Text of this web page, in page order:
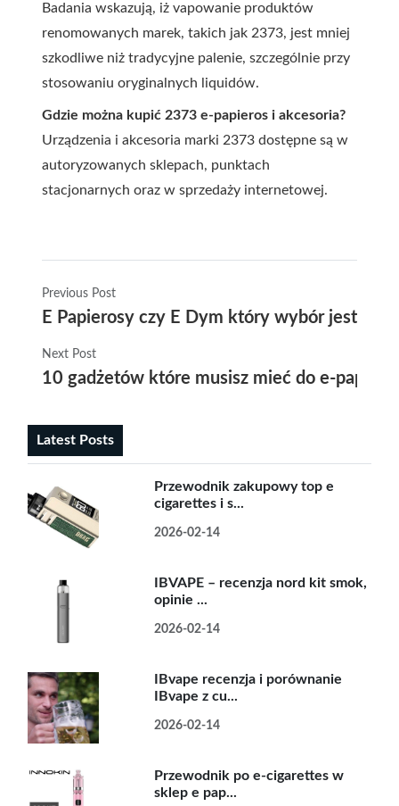
Badania wskazują, iż vapowanie produktów
renomowanych marek, takich jak 2373, jest mniej
szkodliwe niż tradycyjne palenie, szczególnie przy
stosowaniu oryginalnych liquidów.
Gdzie można kupić 2373 e-papieros i akcesoria?
Urządzenia i akcesoria marki 2373 dostępne są w
autoryzowanych sklepach, punktach
stacjonarnych oraz w sprzedaży internetowej.
Previous Post
E Papierosy czy E Dym który wybór jest
Next Post
10 gadżetów które musisz mieć do e-
Latest Posts
Przewodnik zakupowy top e
cigarettes i s...
2026-02-14
IBVAPE – recenzja nord kit smok,
opinie ...
2026-02-14
IBvape recenzja i porównanie
IBvape z cu...
2026-02-14
Przewodnik po e-cigarettes w
sklep e pap...